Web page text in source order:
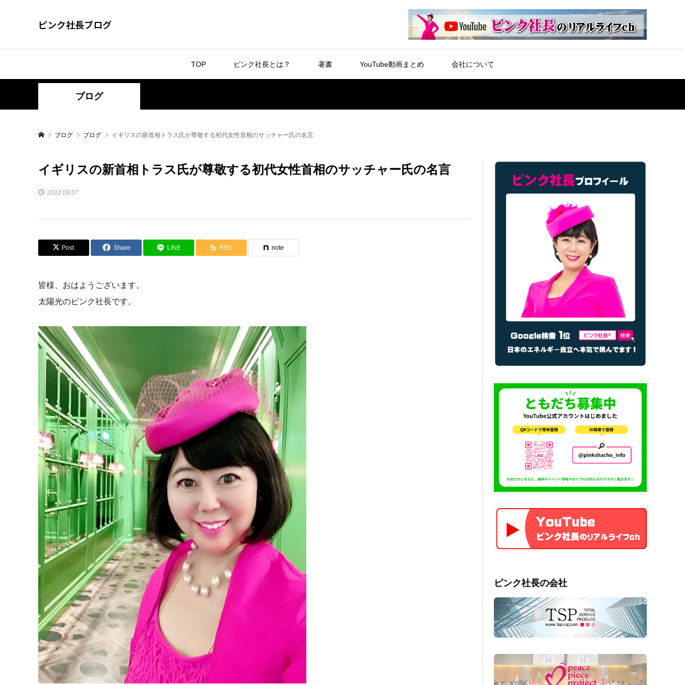
ピンク社長ブログ
TOP ピンク社長とは？ 著書 YouTube動画まとめ 会社について
ブログ
ブログ ブログ イギリスの新首相トラス氏が尊敬する初代女性首相のサッチャー氏の名言
イギリスの新首相トラス氏が尊敬する初代女性首相のサッチャー氏の名言
2022.09.07
Post Share LINE RSS note
皆様、おはようございます。
太陽光のピンク社長です。
ピンク社長の会社